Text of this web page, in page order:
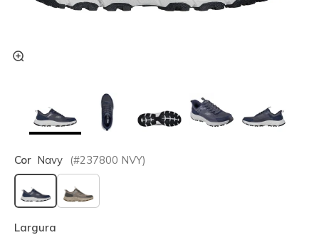
Cor Navy (#237800 NVY)
selecionado
Largura